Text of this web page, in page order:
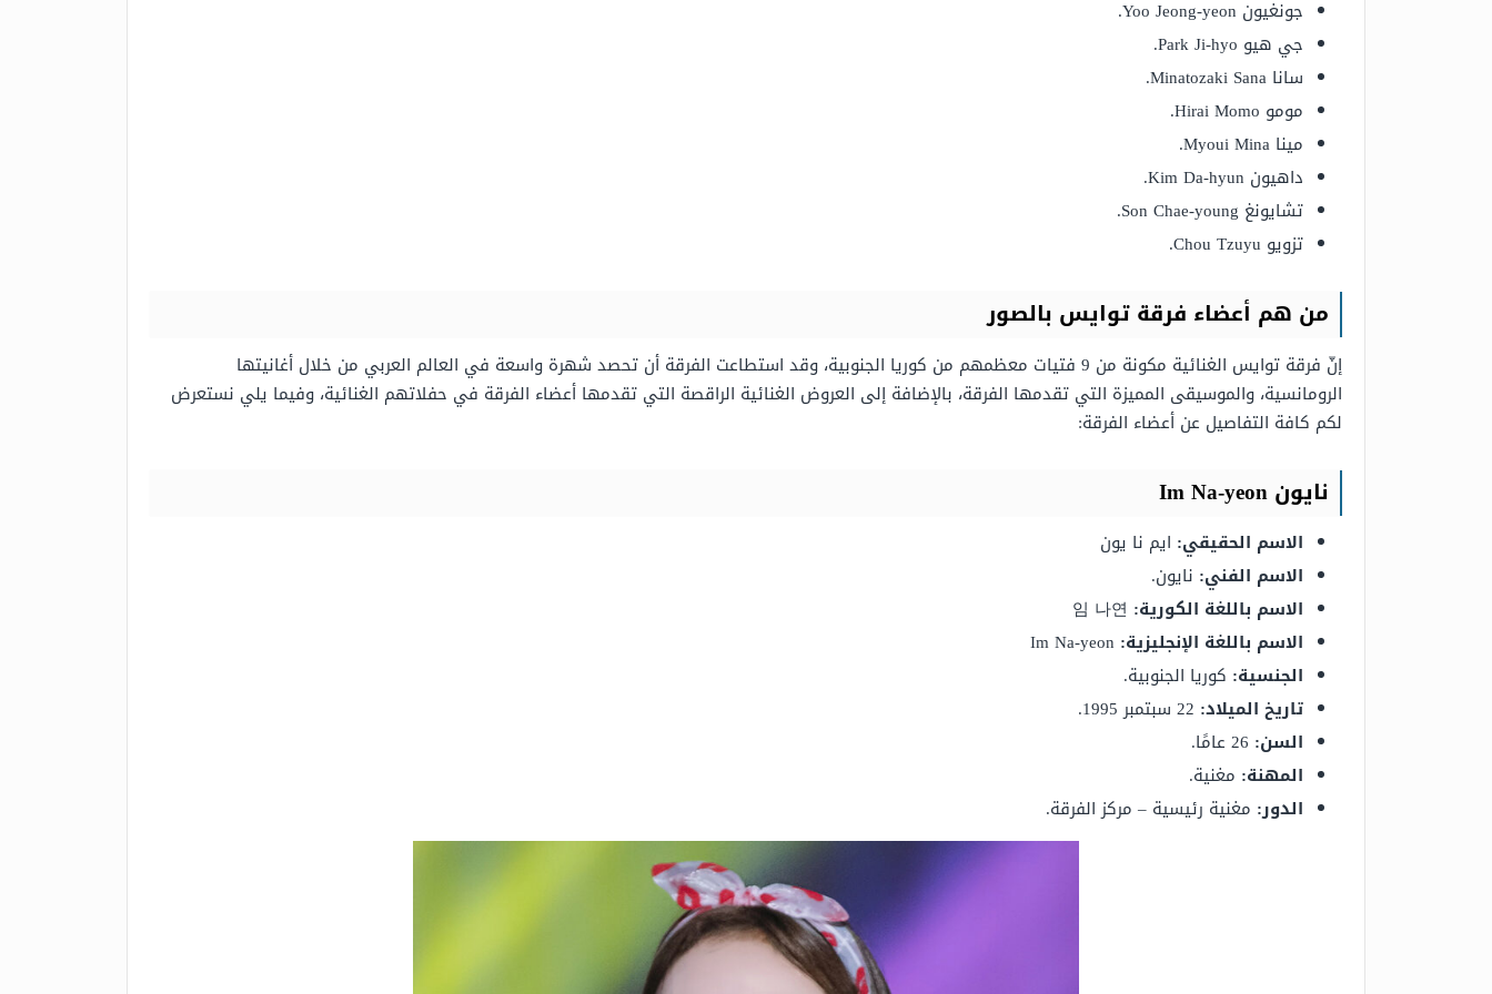
جونغيون Yoo Jeong-yeon.
جي هيو Park Ji-hyo.
سانا Minatozaki Sana.
مومو Hirai Momo.
مينا Myoui Mina.
داهيون Kim Da-hyun.
تشايونغ Son Chae-young.
تزويو Chou Tzuyu.
من هم أعضاء فرقة توايس بالصور
إنّ فرقة توايس الغنائية مكونة من 9 فتيات معظمهم من كوريا الجنوبية، وقد استطاعت الفرقة أن تحصد شهرة واسعة في العالم العربي من خلال أغانيتها
الرومانسية، والموسيقى المميزة التي تقدمها الفرقة، بالإضافة إلى العروض الغنائية الراقصة التي تقدمها أعضاء الفرقة في حفلاتهم الغنائية، وفيما يلي نستعرض
لكم كافة التفاصيل عن أعضاء الفرقة:
نايون Im Na-yeon
الاسم الحقيقي: ايم نا يون
الاسم الفني: نايون.
الاسم باللغة الكورية: 임 나연
الاسم باللغة الإنجليزية: Im Na-yeon
الجنسية: كوريا الجنوبية.
تاريخ الميلاد:
السن: 26 عامًا.
المهنة: مغنية.
الدور: مغنية رئيسية – مركز الفرقة.